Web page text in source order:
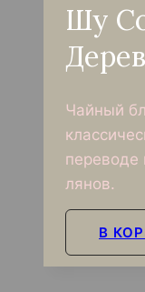
Шу
Чайный
переводе
лянов.
В